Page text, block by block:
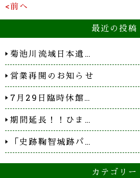
<前へ
最近の投稿
菊池川流域日本遺…
営業再開のお知らせ
7月29日臨時休館…
期間延長！！ひま…
「史跡鞠智城跡パ…
カテゴリー